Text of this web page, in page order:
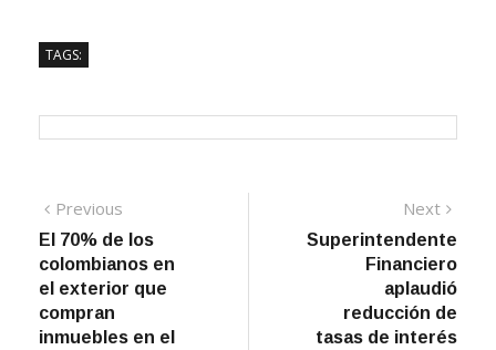
TAGS:
Navegación
de
entradas
Previous
post:
El 70% de los
colombianos en
el exterior que
compran
inmuebles en el
Next
Superintendente
Financiero
aplaudió
reducción de
tasas de interés